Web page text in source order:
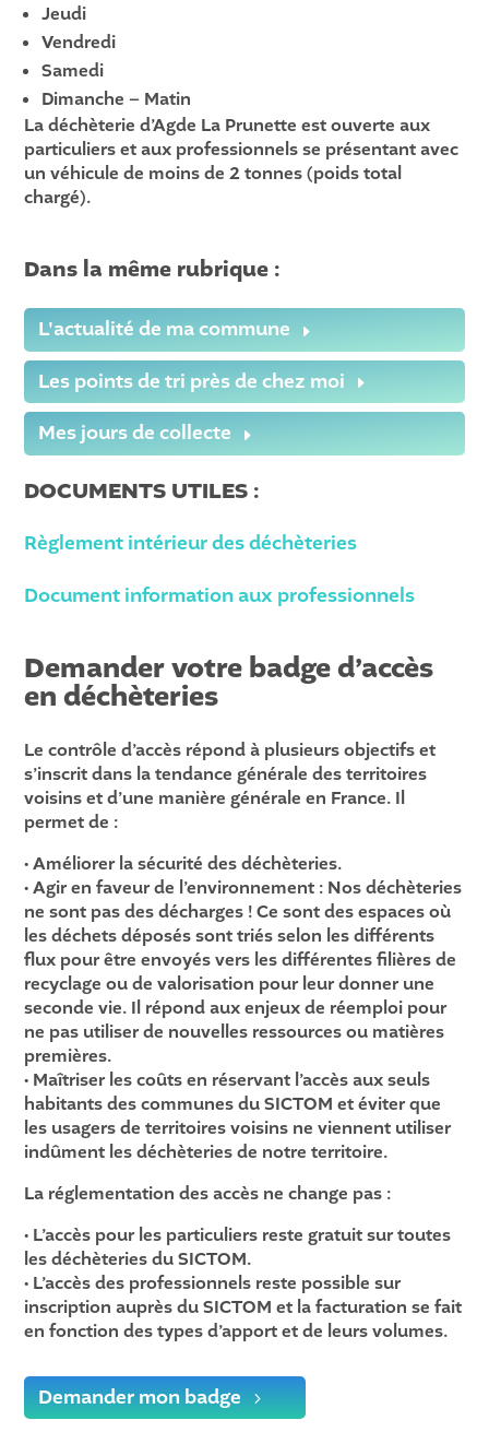
Jeudi
Vendredi
Samedi
Dimanche – Matin
La déchèterie d’Agde La Prunette est ouverte aux
particuliers et aux professionnels se présentant avec
un véhicule de moins de 2 tonnes (poids total
chargé).
Dans la même rubrique :
L'actualité de ma commune
Les points de tri près de chez moi
Mes jours de collecte
DOCUMENTS UTILES :
Règlement intérieur des déchèteries
Document information aux professionnels
Demander votre badge d’accès
en déchèteries
Le contrôle d’accès répond à plusieurs objectifs et
s’inscrit dans la tendance générale des territoires
voisins et d’une manière générale en France. Il
permet de :
• Améliorer la sécurité des déchèteries.
• Agir en faveur de l’environnement : Nos déchèteries
ne sont pas des décharges ! Ce sont des espaces où
les déchets déposés sont triés selon les différents
flux pour être envoyés vers les différentes filières de
recyclage ou de valorisation pour leur donner une
seconde vie. Il répond aux enjeux de réemploi pour
ne pas utiliser de nouvelles ressources ou matières
premières.
• Maîtriser les coûts en réservant l’accès aux seuls
habitants des communes du SICTOM et éviter que
les usagers de territoires voisins ne viennent utiliser
indûment les déchèteries de notre territoire.
La réglementation des accès ne change pas :
• L’accès pour les particuliers reste gratuit sur toutes
les déchèteries du SICTOM.
• L’accès des professionnels reste possible sur
inscription auprès du SICTOM et la facturation se fait
en fonction des types d’apport et de leurs volumes.
Demander mon badge